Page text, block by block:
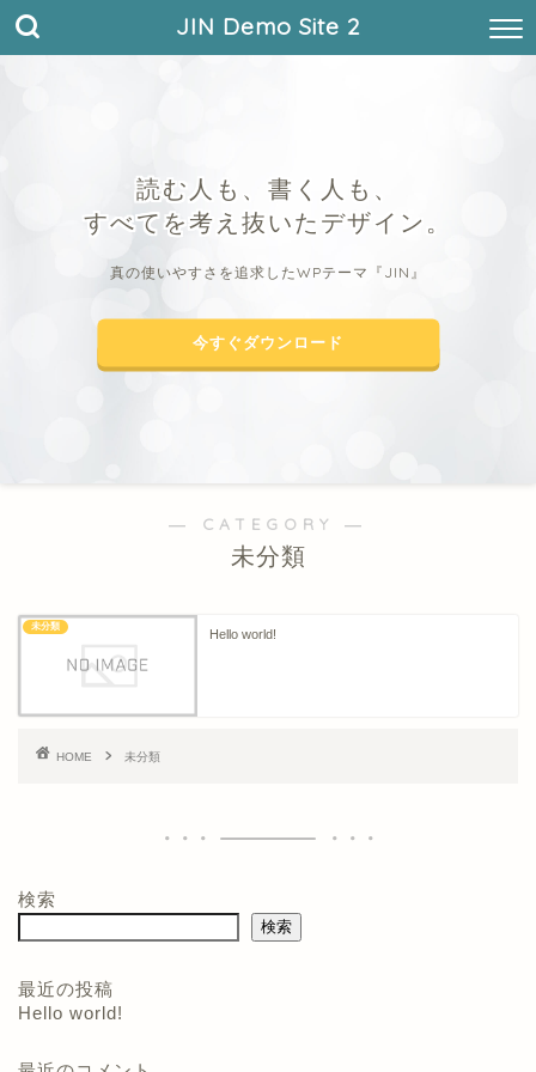
JIN Demo Site 2
読む人も、書く人も、
すべてを考え抜いたデザイン。
真の使いやすさを追求したWPテーマ『JIN』
今すぐダウンロード
― CATEGORY ―
未分類
未分類
Hello world!
HOME 未分類
検索
検索
最近の投稿
Hello world!